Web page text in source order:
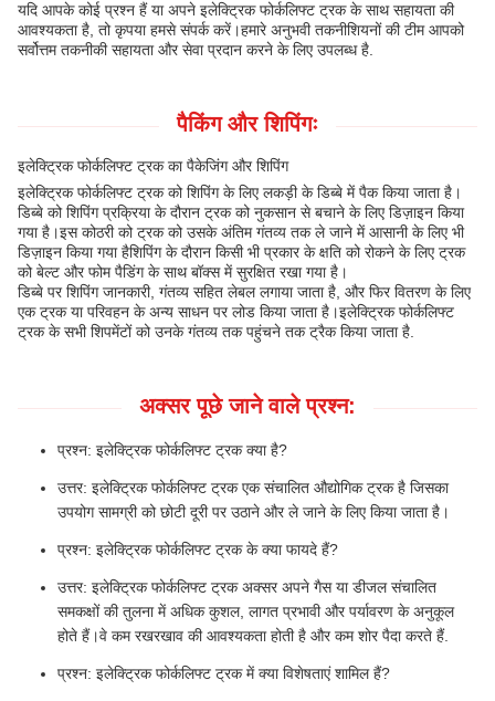
यदि आपके कोई प्रश्न हैं या अपने इलेक्ट्रिक फोर्कलिफ्ट ट्रक के साथ सहायता की
आवश्यकता है, तो कृपया हमसे संपर्क करें।हमारे अनुभवी तकनीशियनों की टीम आपको
सर्वोत्तम तकनीकी सहायता और सेवा प्रदान करने के लिए उपलब्ध है.
पैकिंग और शिपिंगः
इलेक्ट्रिक फोर्कलिफ्ट ट्रक का पैकेजिंग और शिपिंग
इलेक्ट्रिक फोर्कलिफ्ट ट्रक को शिपिंग के लिए लकड़ी के डिब्बे में पैक किया जाता है।
डिब्बे को शिपिंग प्रक्रिया के दौरान ट्रक को नुकसान से बचाने के लिए डिज़ाइन किया
गया है।इस कोठरी को ट्रक को उसके अंतिम गंतव्य तक ले जाने में आसानी के लिए भी
डिज़ाइन किया गया हैशिपिंग के दौरान किसी भी प्रकार के क्षति को रोकने के लिए ट्रक
को बेल्ट और फोम पैडिंग के साथ बॉक्स में सुरक्षित रखा गया है।
डिब्बे पर शिपिंग जानकारी, गंतव्य सहित लेबल लगाया जाता है, और फिर वितरण के लिए
एक ट्रक या परिवहन के अन्य साधन पर लोड किया जाता है।इलेक्ट्रिक फोर्कलिफ्ट
ट्रक के सभी शिपमेंटों को उनके गंतव्य तक पहुंचने तक ट्रैक किया जाता है.
अक्सर पूछे जाने वाले प्रश्न:
प्रश्न: इलेक्ट्रिक फोर्कलिफ्ट ट्रक क्या है?
उत्तर: इलेक्ट्रिक फोर्कलिफ्ट ट्रक एक संचालित औद्योगिक ट्रक है जिसका
उपयोग सामग्री को छोटी दूरी पर उठाने और ले जाने के लिए किया जाता है।
प्रश्न: इलेक्ट्रिक फोर्कलिफ्ट ट्रक के क्या फायदे हैं?
उत्तर: इलेक्ट्रिक फोर्कलिफ्ट ट्रक अक्सर अपने गैस या डीजल संचालित
समकक्षों की तुलना में अधिक कुशल, लागत प्रभावी और पर्यावरण के अनुकूल
होते हैं।वे कम रखरखाव की आवश्यकता होती है और कम शोर पैदा करते हैं.
प्रश्न: इलेक्ट्रिक फोर्कलिफ्ट ट्रक में क्या विशेषताएं शामिल हैं?